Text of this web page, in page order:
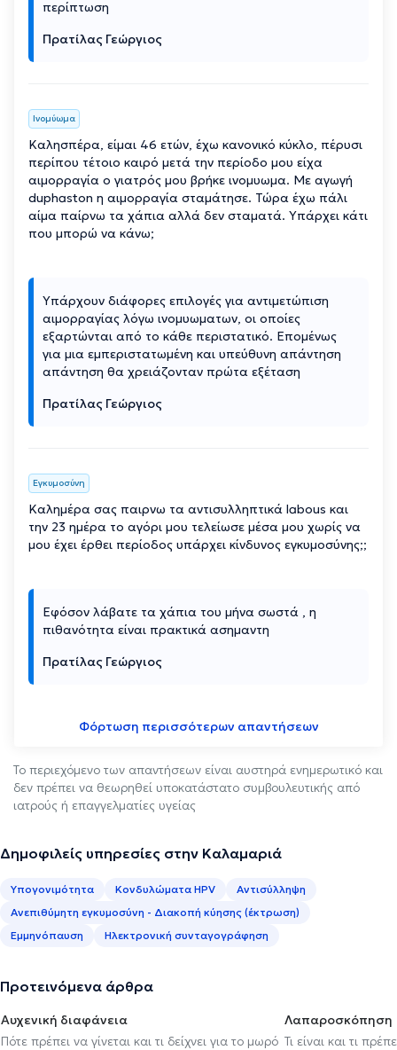
περίπτωση
Πρατίλας Γεώργιος
Ινομύωμα
Καλησπέρα, είμαι 46 ετών, έχω κανονικό κύκλο, πέρυσι
περίπου τέτοιο καιρό μετά την περίοδο μου είχα
αιμορραγία ο γιατρός μου βρήκε ινομυωμα. Με αγωγή
duphaston η αιμορραγία σταμάτησε. Τώρα έχω πάλι
αίμα παίρνω τα χάπια αλλά δεν σταματά. Υπάρχει κάτι
που μπορώ να κάνω;
Υπάρχουν διάφορες επιλογές για αντιμετώπιση
αιμορραγίας λόγω ινομυωματων, οι οποίες
εξαρτώνται από το κάθε περιστατικό. Επομένως
για μια εμπεριστατωμένη και υπεύθυνη απάντηση
απάντηση θα χρειάζονταν πρώτα εξέταση
Πρατίλας Γεώργιος
Εγκυμοσύνη
Καλημέρα σας παιρνω τα αντισυλληπτικά labous και
την 23 ημέρα το αγόρι μου τελείωσε μέσα μου χωρίς να
μου έχει έρθει περίοδος υπάρχει κίνδυνος εγκυμοσύνης;;
Εφόσον λάβατε τα χάπια του μήνα σωστά , η
πιθανότητα είναι πρακτικά ασημαντη
Πρατίλας Γεώργιος
Φόρτωση περισσότερων απαντήσεων
Το περιεχόμενο των απαντήσεων είναι αυστηρά ενημερωτικό και
δεν πρέπει να θεωρηθεί υποκατάστατο συμβουλευτικής από
ιατρούς ή επαγγελματίες υγείας
Δημοφιλείς υπηρεσίες στην Καλαμαριά
Υπογονιμότητα Κονδυλώματα HPV
Αντισύλληψη
Ανεπιθύμητη εγκυμοσύνη - Διακοπή κύησης (έκτρωση)
Εμμηνόπαυση
Ηλεκτρονική συνταγογράφηση
Προτεινόμενα άρθρα
Αυχενική διαφάνεια
Πότε πρέπει να γίνεται και τι δείχνει για το μωρό
Λαπαροσκόπηση
Τι είναι και τι